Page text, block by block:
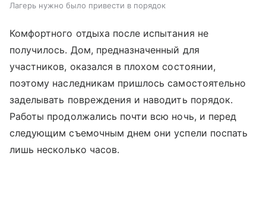
Лагерь нужно было привести в порядок
Комфортного отдыха после испытания не
получилось. Дом, предназначенный для
участников, оказался в плохом состоянии,
поэтому наследникам пришлось самостоятельно
заделывать повреждения и наводить порядок.
Работы продолжались почти всю ночь, и перед
следующим съемочным днем они успели поспать
лишь несколько часов.